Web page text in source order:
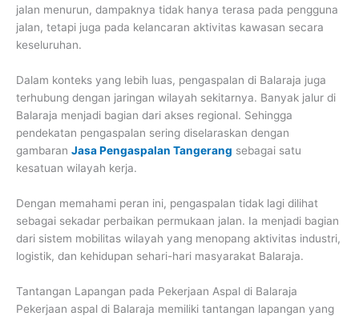
jalan menurun, dampaknya tidak hanya terasa pada pengguna
jalan, tetapi juga pada kelancaran aktivitas kawasan secara
keseluruhan.
Dalam konteks yang lebih luas, pengaspalan di Balaraja juga
terhubung dengan jaringan wilayah sekitarnya. Banyak jalur di
Balaraja menjadi bagian dari akses regional. Sehingga
pendekatan pengaspalan sering diselaraskan dengan
gambaran Jasa Pengaspalan Tangerang sebagai satu
kesatuan wilayah kerja.
Dengan memahami peran ini, pengaspalan tidak lagi dilihat
sebagai sekadar perbaikan permukaan jalan. Ia menjadi bagian
dari sistem mobilitas wilayah yang menopang aktivitas industri,
logistik, dan kehidupan sehari-hari masyarakat Balaraja.
Tantangan Lapangan pada Pekerjaan Aspal di Balaraja
Pekerjaan aspal di Balaraja memiliki tantangan lapangan yang